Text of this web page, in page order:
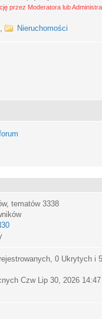
przez Moderatora lub
, Nieruchomości
tematów 3338
0 Ukrytych i
Czw Lip 30, 2026 14:47